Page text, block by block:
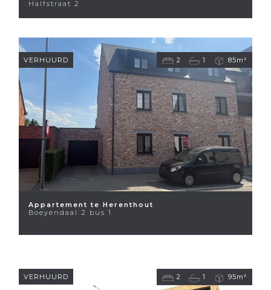
Halfstraat 2
2 1 85m²
VERHUURD
Appartement te Herenthout
Boeyendaal 2 bus 1
2 1 95m²
VERHUURD